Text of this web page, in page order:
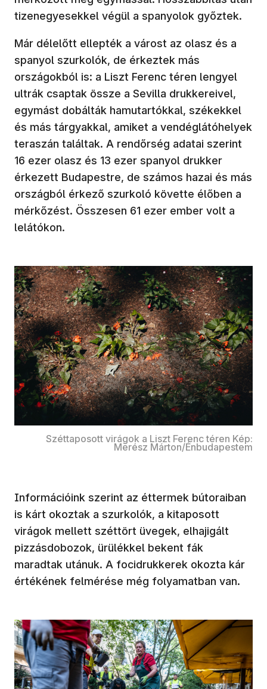
tizenegyesekkel végül a spanyolok győztek.
Már délelőtt ellepték a várost az olasz és a
spanyol szurkolók, de érkeztek más
országokból is: a Liszt Ferenc téren lengyel
ultrák csaptak össze a Sevilla drukkereivel,
egymást dobálták hamutartókkal, székekkel
és más tárgyakkal, amiket a vendéglátóhelyek
teraszán találtak. A rendőrség adatai szerint
16 ezer olasz és 13 ezer spanyol drukker
érkezett Budapestre, de számos hazai és más
országból érkező szurkoló követte élőben a
mérkőzést. Összesen 61 ezer ember volt a
lelátókon.
Széttaposott virágok a Liszt Ferenc téren Kép:
Merész Márton/Énbudapestem
Információink szerint az éttermek bútoraiban
is kárt okoztak a szurkolók, a kitaposott
virágok mellett széttört üvegek, elhajigált
pizzásdobozok, ürülékkel bekent fák
maradtak utánuk. A focidrukkerek okozta kár
értékének felmérése még folyamatban van.